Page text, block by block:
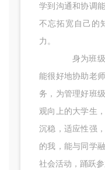
学到沟通和协调
不忘拓宽自己的
力。
身为班级
能很好地协助老
务，为管理好班
观向上的大学生
沉稳，适应性强
的我，能与同学
社会活动，踊跃